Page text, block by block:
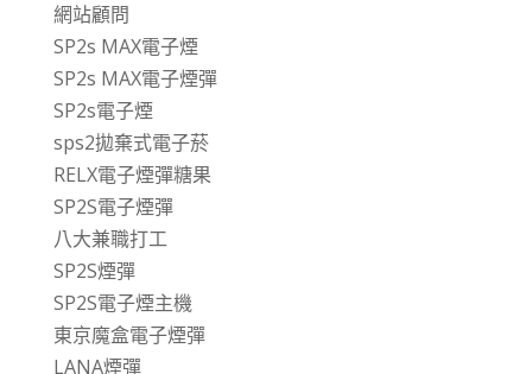
網站顧問
SP2s MAX電子煙
SP2s MAX電子煙彈
SP2s電子煙
sps2拋棄式電子菸
RELX電子煙彈糖果
SP2S電子煙彈
八大兼職打工
SP2S煙彈
SP2S電子煙主機
東京魔盒電子煙彈
LANA煙彈